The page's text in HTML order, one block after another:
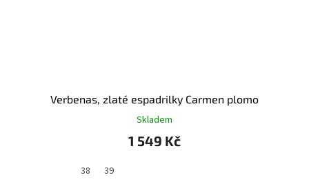
Verbenas, zlaté espadrilky Carmen plomo
Skladem
1 549 Kč
38 39